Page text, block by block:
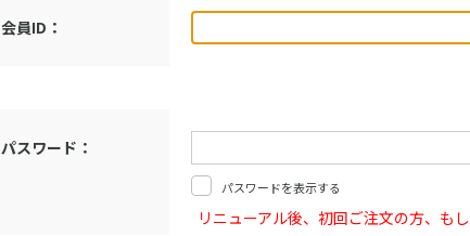
会員ID：
パスワード：
パスワードを表示する
リニューアル後、初回ご注文の方、も